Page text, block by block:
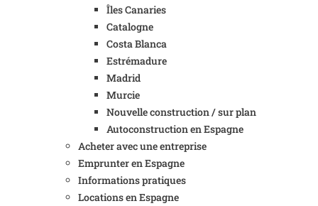
Îles Canaries
Catalogne
Costa Blanca
Estrémadure
Madrid
Murcie
Nouvelle construction / sur plan
Autoconstruction en Espagne
Acheter avec une entreprise
Emprunter en Espagne
Informations pratiques
Locations en Espagne